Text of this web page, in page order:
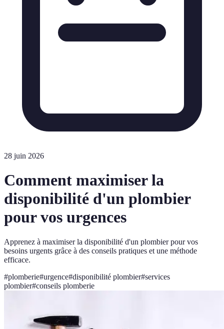
28 juin 2026
Comment maximiser la
disponibilité d'un plombier
pour vos urgences
Apprenez à maximiser la disponibilité d'un plombier pour vos
besoins urgents grâce à des conseils pratiques et une méthode
efficace.
#plomberie#urgence#disponibilité plombier#services
plombier#conseils plomberie